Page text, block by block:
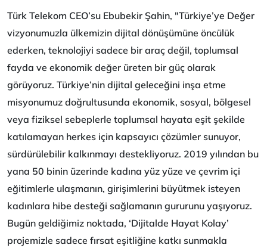
Türk Telekom CEO’su Ebubekir Şahin, "Türkiye’ye Değer
vizyonumuzla ülkemizin dijital dönüşümüne öncülük
ederken, teknolojiyi sadece bir araç değil, toplumsal
fayda ve ekonomik değer üreten bir güç olarak
görüyoruz. Türkiye’nin dijital geleceğini inşa etme
misyonumuz doğrultusunda ekonomik, sosyal, bölgesel
veya fiziksel sebeplerle toplumsal hayata eşit şekilde
katılamayan herkes için kapsayıcı çözümler sunuyor,
sürdürülebilir kalkınmayı destekliyoruz. 2019 yılından bu
yana 50 binin üzerinde kadına yüz yüze ve çevrim içi
eğitimlerle ulaşmanın, girişimlerini büyütmek isteyen
kadınlara hibe desteği sağlamanın gururunu yaşıyoruz.
Bugün geldiğimiz noktada, ‘Dijitalde Hayat Kolay’
projemizle sadece fırsat eşitliğine katkı sunmakla